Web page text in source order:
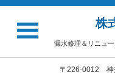
株
漏水修理＆リニュ
〒226-0012 神